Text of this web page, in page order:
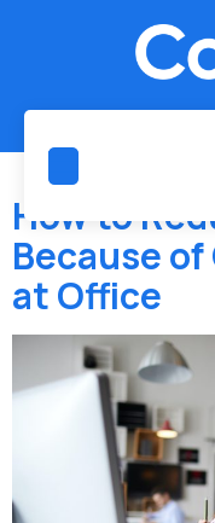
Tag:
How to
Because
at Office